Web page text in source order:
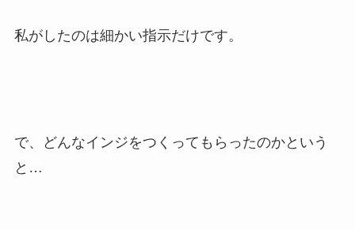
私がしたのは細かい指示だけです。
で、どんなインジをつくってもらったのかという
と…